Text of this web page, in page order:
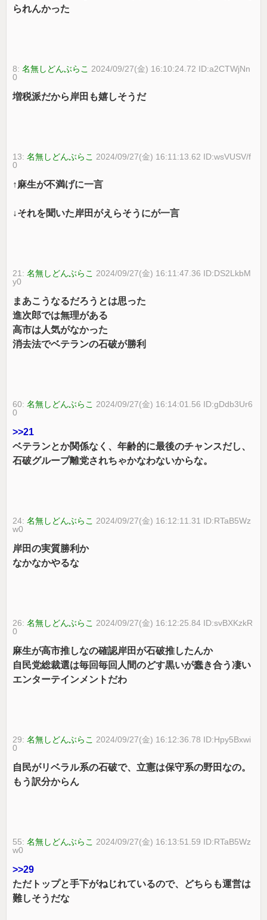
られんかった
8:名無しどんぶらこ 2024/09/27(金) 16:10:24.72 ID:a2CTWjNn
0
増税派だから岸田も嬉しそうだ
13:名無しどんぶらこ 2024/09/27(金) 16:11:13.62 ID:wsVUSV/f
0
↑麻生が不満げに一言
↓それを聞いた岸田がえらそうにが一言
21:名無しどんぶらこ 2024/09/27(金) 16:11:47.36 ID:DS2LkbM
y0
まあこうなるだろうとは思った
進次郎では無理がある
高市は人気がなかった
消去法でベテランの石破が勝利
60:名無しどんぶらこ 2024/09/27(金) 16:14:01.56 ID:gDdb3Ur6
0
>>21
ベテランとか関係なく、年齢的に最後のチャンスだし、
石破グループ離党されちゃかなわないからな。
24:名無しどんぶらこ 2024/09/27(金) 16:12:11.31 ID:RTaB5Wz
w0
岸田の実質勝利か
なかなかやるな
26:名無しどんぶらこ 2024/09/27(金) 16:12:25.84 ID:svBXKzkR
0
麻生が高市推しなの確認岸田が石破推したんか
自民党総裁選は毎回毎回人間のどす黒いが蠢き合う凄い
エンターテインメントだわ
29:名無しどんぶらこ 2024/09/27(金) 16:12:36.78 ID:Hpy5Bxwi
0
自民がリベラル系の石破で、立憲は保守系の野田なの。
もう訳分からん
55:名無しどんぶらこ 2024/09/27(金) 16:13:51.59 ID:RTaB5Wz
w0
>>29
ただトップと手下がねじれているので、どちらも運営は
難しそうだな